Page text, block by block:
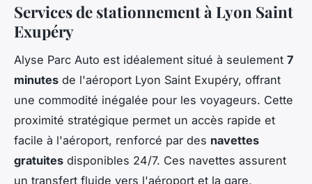
Services de stationnement à Lyon Saint
Exupéry
Alyse Parc Auto est idéalement situé à seulement 7
minutes de l'aéroport Lyon Saint Exupéry, offrant
une commodité inégalée pour les voyageurs. Cette
proximité stratégique permet un accès rapide et
facile à l'aéroport, renforcé par des navettes
gratuites disponibles 24/7. Ces navettes assurent
un transfert fluide vers l'aéroport et la gare,